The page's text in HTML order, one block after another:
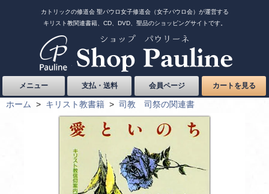
カトリックの修道会 聖パウロ女子修道会（女子パウロ会）が運営する
キリスト教関連書籍、CD、DVD、聖品のショッピングサイトです。
メニュー 支払・送料 会員ページ カートを見る
ホーム > キリスト教書籍 > 司教 司祭の関連書